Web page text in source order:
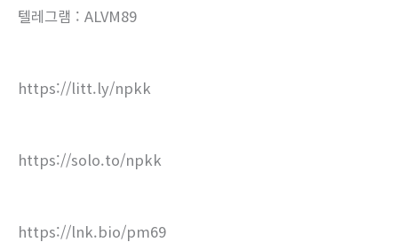
텔레그램 : ALVM89
https://litt.ly/npkk
https://solo.to/npkk
https://lnk.bio/pm69